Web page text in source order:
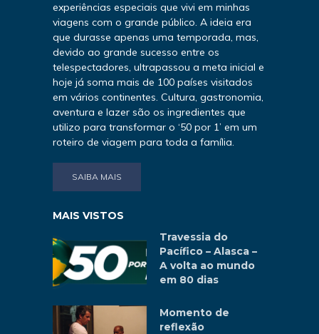
experiências especiais que vivi em minhas
viagens com o grande público. A ideia era
que durasse apenas uma temporada, mas,
devido ao grande sucesso entre os
telespectadores, ultrapassou a meta inicial e
hoje já soma mais de 100 países visitados
em vários continentes. Cultura, gastronomia,
aventura e lazer são os ingredientes que
utilizo para transformar o ‘50 por 1’ em um
roteiro de viagem para toda a família.
SAIBA MAIS
MAIS VISTOS
Travessia do
Pacífico – Alasca –
A volta ao mundo
em 80 dias
Momento de
reflexão